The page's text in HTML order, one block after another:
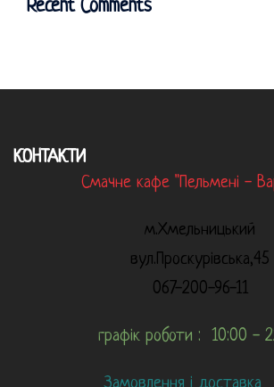
Recent Comments
КОНТАКТИ
Смачне кафе "Пельмені -
м.Хмельницький
вул.Проскурівська,45
067-200-96-11
графік роботи : 10:00 -